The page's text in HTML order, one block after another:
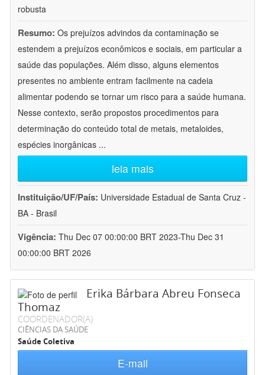
robusta
Resumo: Os prejuízos advindos da contaminação se
estendem a prejuízos econômicos e sociais, em particular a
saúde das populações. Além disso, alguns elementos
presentes no ambiente entram facilmente na cadeia
alimentar podendo se tornar um risco para a saúde humana.
Nesse contexto, serão propostos procedimentos para
determinação do conteúdo total de metais, metaloides,
espécies inorgânicas ...
leia mais
Instituição/UF/País: Universidade Estadual de Santa Cruz -
BA - Brasil
Vigência: Thu Dec 07 00:00:00 BRT 2023-Thu Dec 31
00:00:00 BRT 2026
Erika Bárbara Abreu Fonseca
Thomaz
COORDENADOR(A)
CIÊNCIAS DA SAÚDE
Saúde Coletiva
E-mail